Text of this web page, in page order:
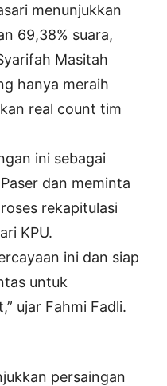
menunjukkan
69,38% suara,
Masitah
hanya meraih
real count tim
ini sebagai
dan meminta
rekapitulasi
KPU.
ini dan siap
untuk
ujar Fahmi Fadli.
persaingan